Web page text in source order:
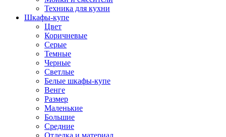
Техника для кухни
Шкафы-купе
Цвет
Коричневые
Серые
Темные
Черные
Светлые
Белые шкафы-купе
Венге
Размер
Маленькие
Большие
Средние
Отделка и материал